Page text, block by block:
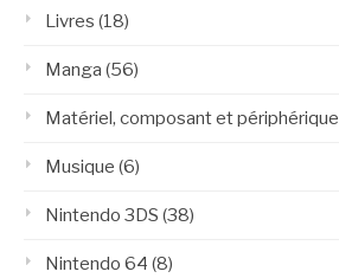
Livres (18)
Manga (56)
Matériel, composant et périphérique
Musique (6)
Nintendo 3DS (38)
Nintendo 64 (8)